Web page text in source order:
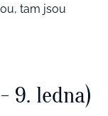
tam jsou
9. ledna)